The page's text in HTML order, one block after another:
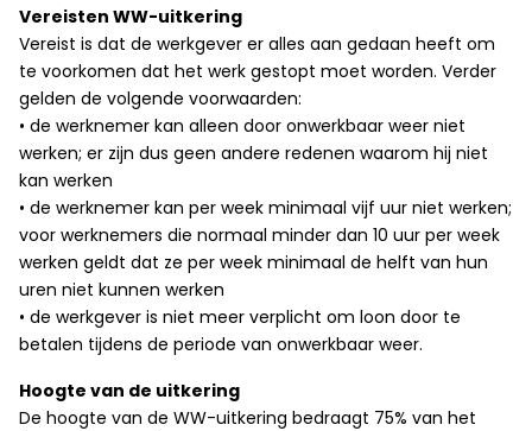
Vereisten WW-uitkering
Vereist is dat de werkgever er alles aan gedaan heeft om
te voorkomen dat het werk gestopt moet worden. Verder
gelden de volgende voorwaarden:
• de werknemer kan alleen door onwerkbaar weer niet
werken; er zijn dus geen andere redenen waarom hij niet
kan werken
• de werknemer kan per week minimaal vijf uur niet werken;
voor werknemers die normaal minder dan 10 uur per week
werken geldt dat ze per week minimaal de helft van hun
uren niet kunnen werken
• de werkgever is niet meer verplicht om loon door te
betalen tijdens de periode van onwerkbaar weer.
Hoogte van de uitkering
De hoogte van de WW-uitkering bedraagt 75% van het